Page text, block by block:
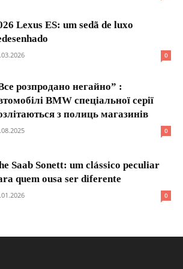
Lexus ES: um sedã de luxo
0
розпродано негайно” :
BMW спеціальної серії
з полиць магазинів
0
Saab Sonett: um clássico peculiar
quem ousa ser diferente
0